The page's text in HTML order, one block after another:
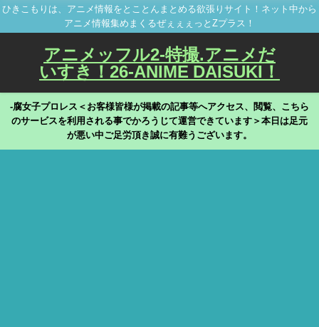
ひきこもりは、アニメ情報をとことんまとめる欲張りサイト！ネット中から
アニメ情報集めまくるぜぇぇぇっとZプラス！
アニメッフル2-特撮.アニメだ
いすき！26-ANIME DAISUKI！
-腐女子プロレス＜お客様皆様が掲載の記事等へアクセス、閲覧、こちら
のサービスを利用される事でかろうじて運営できています＞本日は足元
が悪い中ご足労頂き誠に有難うございます。